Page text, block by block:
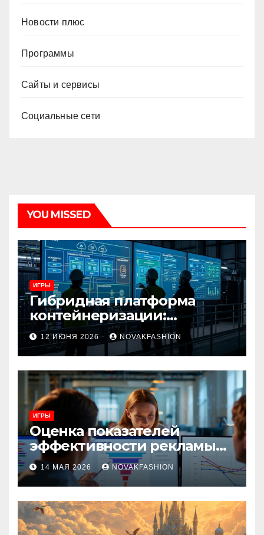
Новости плюс
Программы
Сайты и сервисы
Социальные сети
YOU MISSED
ИГРЫ
Гибридная платформа
контейнеризации:
архитектура, особенности
и сценарии использования
12 ИЮНЯ 2026 NOVAKFASHION
ИГРЫ
Оценка показателей
эффективности рекламы
при атрибуции
множественных точек
касания
14 МАЯ 2026 NOVAKFASHION